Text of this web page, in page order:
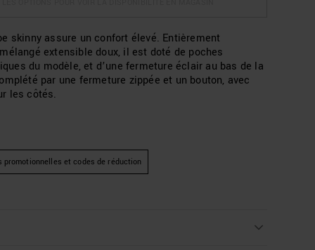
skinny assure un confort élevé. Entièrement
extensible doux, il est doté de poches
du modèle, et d’une fermeture éclair au bas de la
par une fermeture zippée et un bouton, avec
les côtés.
et codes de réduction